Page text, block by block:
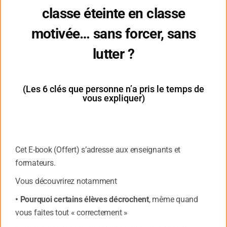
l’apprentissage véritable et profond se
produit.
ou la solution est une stratégie puissante
résilience des élèves. En les laissant
internes, faire appel à leur créativité, et
surtout pour des élèves habitués à
classe éteinte en classe
motivée… sans forcer, sans
lutter ?
(Les 6 clés que personne n’a pris le temps de
vous expliquer)
Cet E-book (Offert) s’adresse aux enseignants et
formateurs.
Vous découvrirez notamment
• Pourquoi certains élèves décrochent, même quand
vous faites tout « correctement »